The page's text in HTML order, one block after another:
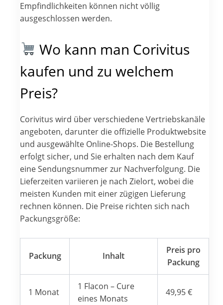
Empfindlichkeiten können nicht völlig
ausgeschlossen werden.
Wo kann man Corivitus
kaufen und zu welchem
Preis?
Corivitus wird über verschiedene Vertriebskanäle
angeboten, darunter die offizielle Produktwebsite
und ausgewählte Online-Shops. Die Bestellung
erfolgt sicher, und Sie erhalten nach dem Kauf
eine Sendungsnummer zur Nachverfolgung. Die
Lieferzeiten variieren je nach Zielort, wobei die
meisten Kunden mit einer zügigen Lieferung
rechnen können. Die Preise richten sich nach
Packungsgröße:
Packung Inhalt
Preis pro
Packung
1 Monat
1 Flacon – Cure
eines Monats
49,95 €